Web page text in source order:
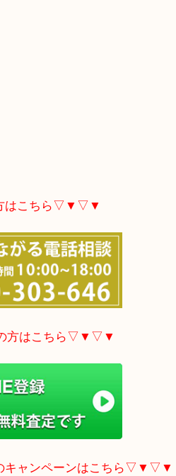
はこちら▽▼▽▼